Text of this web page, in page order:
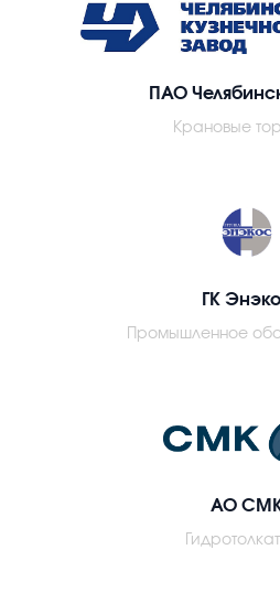
ПАО
Крановые
ГК
Промышленное
АО